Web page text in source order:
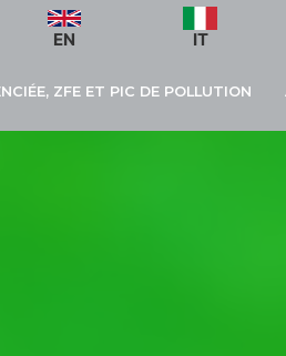
EN IT
ZFE ET PIC DE POLLUTION